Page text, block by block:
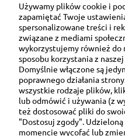
Ul.
91-
NIP:
Używamy plików cookie i
zapamiętać Twoje
spersonalizowane treści i
związane z mediami
wykorzystujemy również do
sposobu korzystania z
Domyślnie włączone są
poprawnego działania
wszystkie rodzaje plików,
lub odmówić i używania (z
też dostosować pliki do
"Dostosuj zgody".
momencie wycofać lub